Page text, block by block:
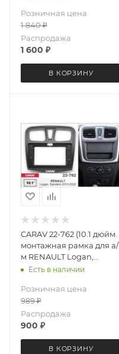
Розничная цена
1 840₽
Распродажа
1 600 ₽
В КОРЗИНУ
CARAV 22-762 (10.1 дюйм.
монтажная рамка для а/
м RENAULT Logan,
Sandero 2013-2018)
Есть в наличии
Розничная цена
989₽
Распродажа
900 ₽
В КОРЗИНУ